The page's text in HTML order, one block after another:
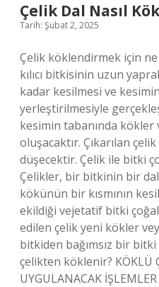
Çelik Dal Nasıl
Tarih: Şubat 2, 2025
Çelik köklendirmek için ne
kılıcı bitkisinin uzun
kadar kesilmesi ve
yerleştirilmesiyle
kesimin tabanında
oluşacaktır. Çıkarılan
düşecektir. Çelik ile bitki
Çelikler, bir bitkinin bir
kökünün bir kısmının
ekildiği vejetatif bitki
edilen çelik yeni kökler
bitkiden bağımsız bir
çelikten köklenir? KÖKLÜ
UYGULANACAK